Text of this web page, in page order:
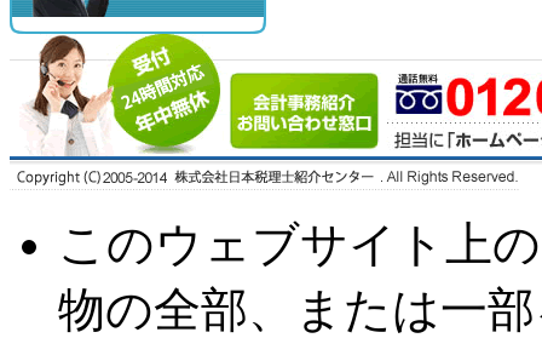
このウェブサイト上
物の全部、または一